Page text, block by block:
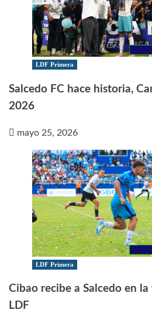
LDF Primera
Salcedo FC hace historia,
2026
mayo 25, 2026
LDF Primera
Cibao recibe a Salcedo en
LDF